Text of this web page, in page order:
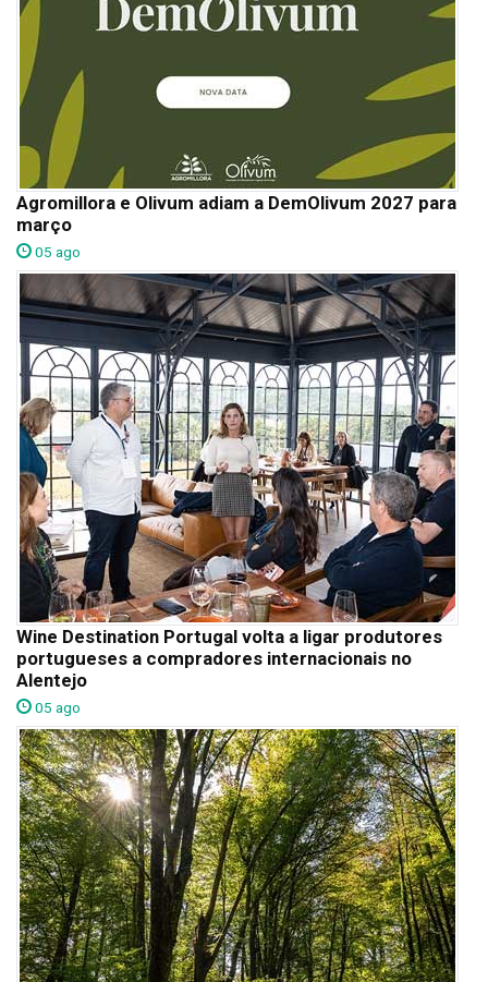
Agromillora e Olivum adiam a DemOlivum 2027 para
março
05 ago
Wine Destination Portugal volta a ligar produtores
portugueses a compradores internacionais no
Alentejo
05 ago